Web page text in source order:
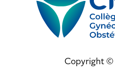
Copyright ©